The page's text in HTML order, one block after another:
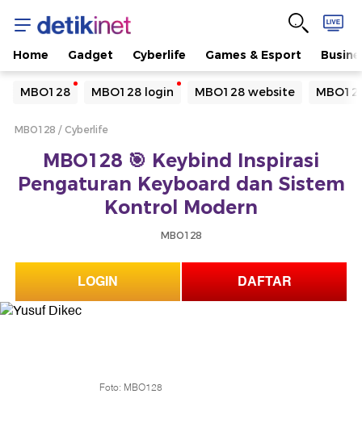
Home Gadget Cyberlife Games & Esport
MBO128 MBO128 login MBO128 website
Yang sedang ramai dicari
Loading...
Loading...
MBO128 Cyberlife
MBO128 🎯 Keybind Inspirasi
Pengaturan Keyboard dan Sistem
Kontrol Modern
MBO128
LOGIN DAFTAR
Foto: MBO128